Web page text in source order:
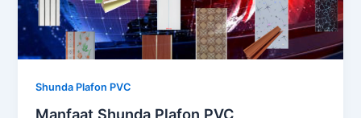
Shunda Plafon PVC
Manfaat Shunda Plafon PVC